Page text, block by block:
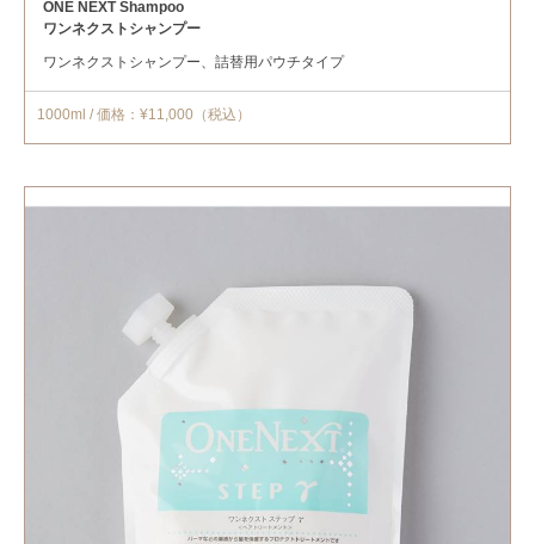
ONE NEXT Shampoo
ワンネクストシャンプー
ワンネクストシャンプー、詰替用パウチタイプ
1000ml / 価格：¥11,000（税込）